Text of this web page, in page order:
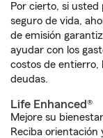
Por cierto, si usted
seguro de vida,
de emisión
ayudar con los
costos de entierro,
deudas.
Life Enhanced®
Mejore su
Reciba